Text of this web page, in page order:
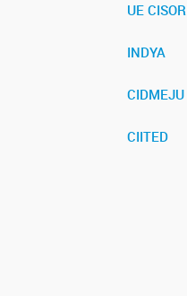
UE CISOR
INDYA
CIDMEJU
CIITED